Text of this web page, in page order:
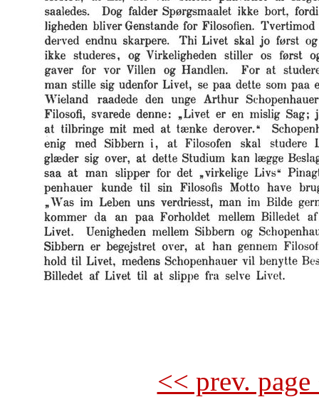
<< prev.